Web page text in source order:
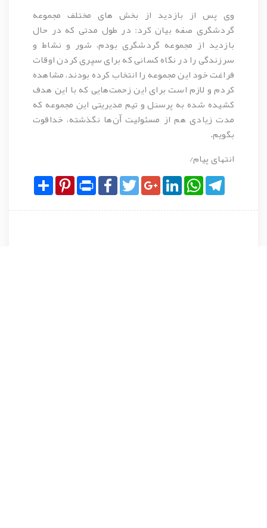
وی پس از بازدید از بخش های مختلف مجموعه
گردشگری صفه بیان کرد: در طول مدتی که در حال
بازدید از مجموعه گردشگری بودم، شور و نشاط و
سرزندگی را در نگاه کسانی که برای سپری کردن اوقات
فراغت خود این مجموعه را انتخاب کرده بودند، مشاهده
کردم و لازم است برای این زحمت‌هایی که با این هدف
کشیده شده به پرسنل و تیم مدیریتی این مجموعه که
مدت زیادی هم از مسئولیت ﺁن‌ها نگذشته، خداقوت
بگویم.
انتهای پیام/
SharePinterest Print
FacebookTwitterGoogle+LinkedIn
WhatsAppTelegram